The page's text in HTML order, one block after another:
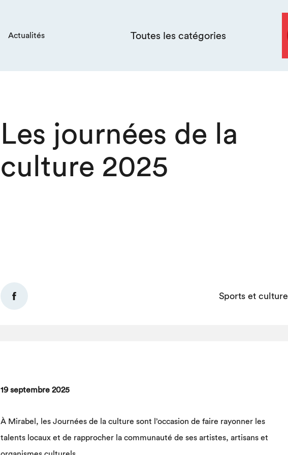
Actualités Toutes les catégories
Les journées de la
culture 2025
Sports et culture
19 septembre 2025
À Mirabel, les Journées de la culture sont l’occasion de faire rayonner les
talents locaux et de rapprocher la communauté de ses artistes, artisans et